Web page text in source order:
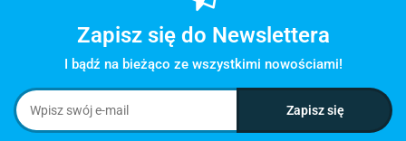
Zapisz się do Newslettera
I bądź na bieżąco ze wszystkimi nowościami!